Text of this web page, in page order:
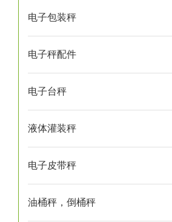
电子包装秤
电子秤配件
电子台秤
液体灌装秤
电子皮带秤
油桶秤，倒桶秤